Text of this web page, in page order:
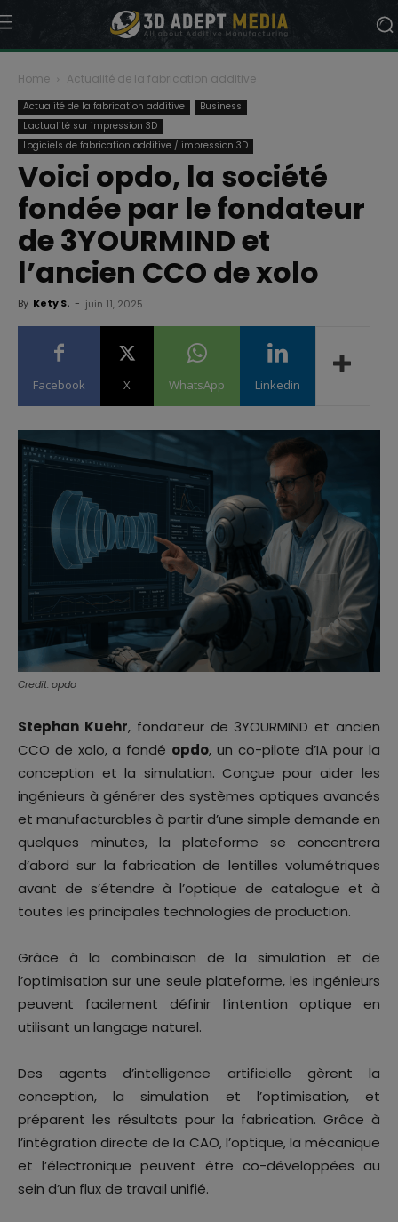
Home Actualité de la fabrication additive
Actualité de la fabrication additive
Business
L'actualité sur impression 3D
Logiciels de fabrication additive / impression 3D
Voici opdo, la société
fondée par le fondateur
de 3YOURMIND et
l’ancien CCO de xolo
By Kety S. - juin 11, 2025
Facebook X WhatsApp Linkedin
Credit: opdo
Stephan Kuehr, fondateur de 3YOURMIND et ancien
CCO de xolo, a fondé opdo, un co-pilote d’IA pour la
conception et la simulation. Conçue pour aider les
ingénieurs à générer des systèmes optiques avancés
et manufacturables à partir d’une simple demande en
quelques minutes, la plateforme se concentrera
d’abord sur la fabrication de lentilles volumétriques
avant de s’étendre à l’optique de catalogue et à
toutes les principales technologies de production.
Grâce à la combinaison de la simulation et de
l’optimisation sur une seule plateforme, les ingénieurs
peuvent facilement définir l’intention optique en
utilisant un langage naturel.
Des agents d’intelligence artificielle gèrent la
conception, la simulation et l’optimisation, et
préparent les résultats pour la fabrication. Grâce à
l’intégration directe de la CAO, l’optique, la mécanique
et l’électronique peuvent être co-développées au
sein d’un flux de travail unifié.